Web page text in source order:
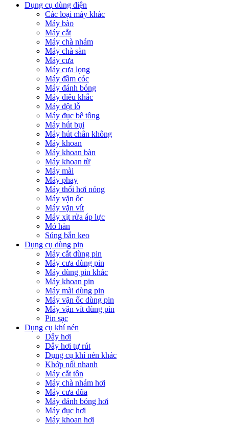
Dụng cụ dùng điện
Các loại máy khác
Máy bào
Máy cắt
Máy chà nhám
Máy chà sàn
Máy cưa
Máy cưa lọng
Máy đầm cóc
Máy đánh bóng
Máy điêu khắc
Máy đột lỗ
Máy đục bê tông
Máy hút bụi
Máy hút chân không
Máy khoan
Máy khoan bàn
Máy khoan từ
Máy mài
Máy phay
Máy thổi hơi nóng
Máy vặn ốc
Máy vặn vít
Máy xịt rửa áp lực
Mỏ hàn
Súng bắn keo
Dụng cụ dùng pin
Máy cắt dùng pin
Máy cưa dùng pin
Máy dùng pin khác
Máy khoan pin
Máy mài dùng pin
Máy vặn ốc dùng pin
Máy vặn vít dùng pin
Pin sạc
Dụng cụ khí nén
Dây hơi
Dây hơi tự rút
Dụng cụ khí nén khác
Khớp nối nhanh
Máy cắt tôn
Máy chà nhám hơi
Máy cưa dũa
Máy đánh bóng hơi
Máy đục hơi
Máy khoan hơi